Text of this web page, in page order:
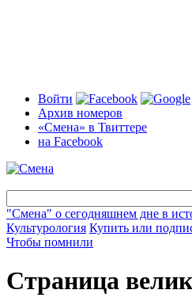
Войти
Архив номеров
«Смена» в Твиттере
на Facebook
"Смена" о сегодняшнем дне в
Культурология Купить или
Чтобы помнили
Страница